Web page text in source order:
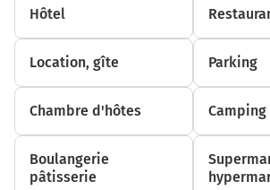
11h34
42000-42230
Hôtel
Location, gîte Parking
Chambre d'hôtes Camping
Boulangerie
pâtisserie